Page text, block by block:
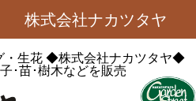
株式会社ナカツタヤ
・生花◆株式会社ナカツタヤ◆
･苗･樹木などを販売